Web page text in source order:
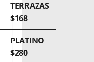
TERRAZAS
$168
PLATINO
$280